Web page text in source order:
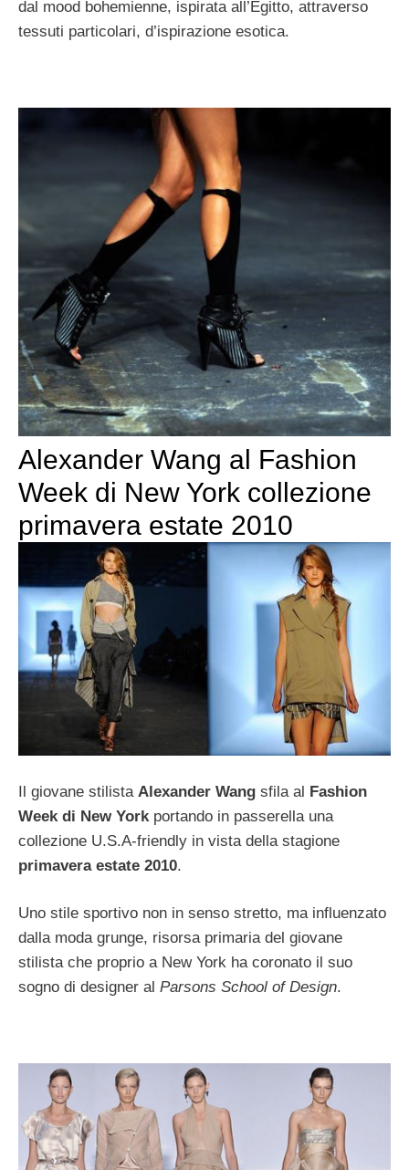
dal mood bohemienne, ispirata all’Egitto, attraverso
tessuti particolari, d’ispirazione esotica.
Alexander Wang al Fashion
Week di New York collezione
primavera estate 2010
Il giovane stilista Alexander Wang sfila al Fashion
Week di New York portando in passerella una
collezione U.S.A-friendly in vista della stagione
primavera estate 2010.
Uno stile sportivo non in senso stretto, ma influenzato
dalla moda grunge, risorsa primaria del giovane
stilista che proprio a New York ha coronato il suo
sogno di designer al Parsons School of Design.